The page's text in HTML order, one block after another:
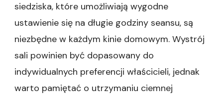
siedziska, które umożliwiają wygodne
ustawienie się na długie godziny seansu, są
niezbędne w każdym kinie domowym. Wystrój
sali powinien być dopasowany do
indywidualnych preferencji właścicieli, jednak
warto pamiętać o utrzymaniu ciemnej